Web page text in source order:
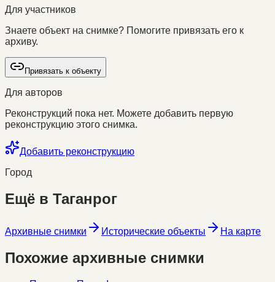
Для участников
Знаете объект на снимке? Помогите привязать его к
архиву.
Привязать к объекту
Для авторов
Реконструкций пока нет. Можете добавить первую
реконструкцию этого снимка.
Добавить реконструкцию
Город
Ещё в Таганрог
Архивные снимки Исторические объекты На карте
Похожие архивные снимки